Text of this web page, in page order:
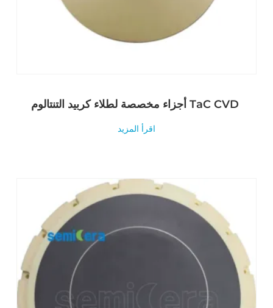
أجزاء مخصصة لطلاء كربيد التنتالوم TaC CVD
اقرأ المزيد